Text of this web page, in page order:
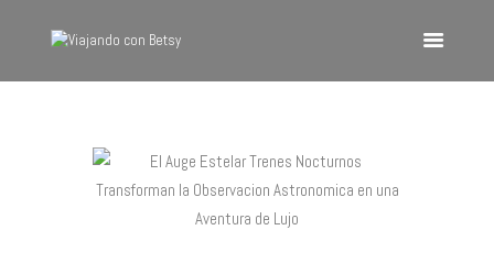
VIAJANDO CON BETSY